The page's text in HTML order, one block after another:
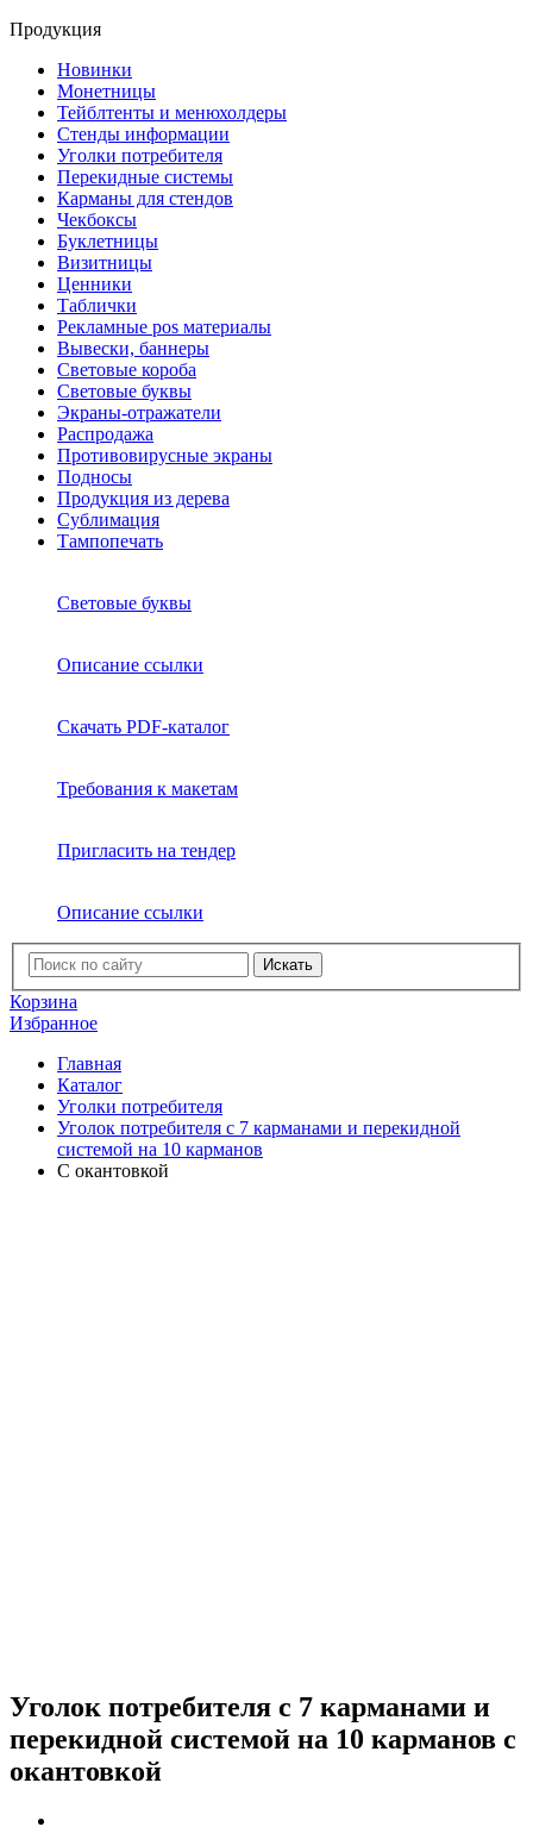
Продукция
Новинки
Монетницы
Тейблтенты и менюхолдеры
Стенды информации
Уголки потребителя
Перекидные системы
Карманы для стендов
Чекбоксы
Буклетницы
Визитницы
Ценники
Таблички
Рекламные pos материалы
Вывески, баннеры
Световые короба
Световые буквы
Экраны-отражатели
Распродажа
Противовирусные экраны
Подносы
Продукция из дерева
Сублимация
Тампопечать
Световые буквы
Описание ссылки
Скачать PDF-каталог
Требования к макетам
Пригласить на тендер
Описание ссылки
Искать
Корзина
Избранное
Главная
Каталог
Уголки потребителя
Уголок потребителя с 7 карманами и перекидной
системой на 10 карманов
C окантовкой
Уголок потребителя с 7 карманами и
перекидной системой на 10 карманов с
окантовкой